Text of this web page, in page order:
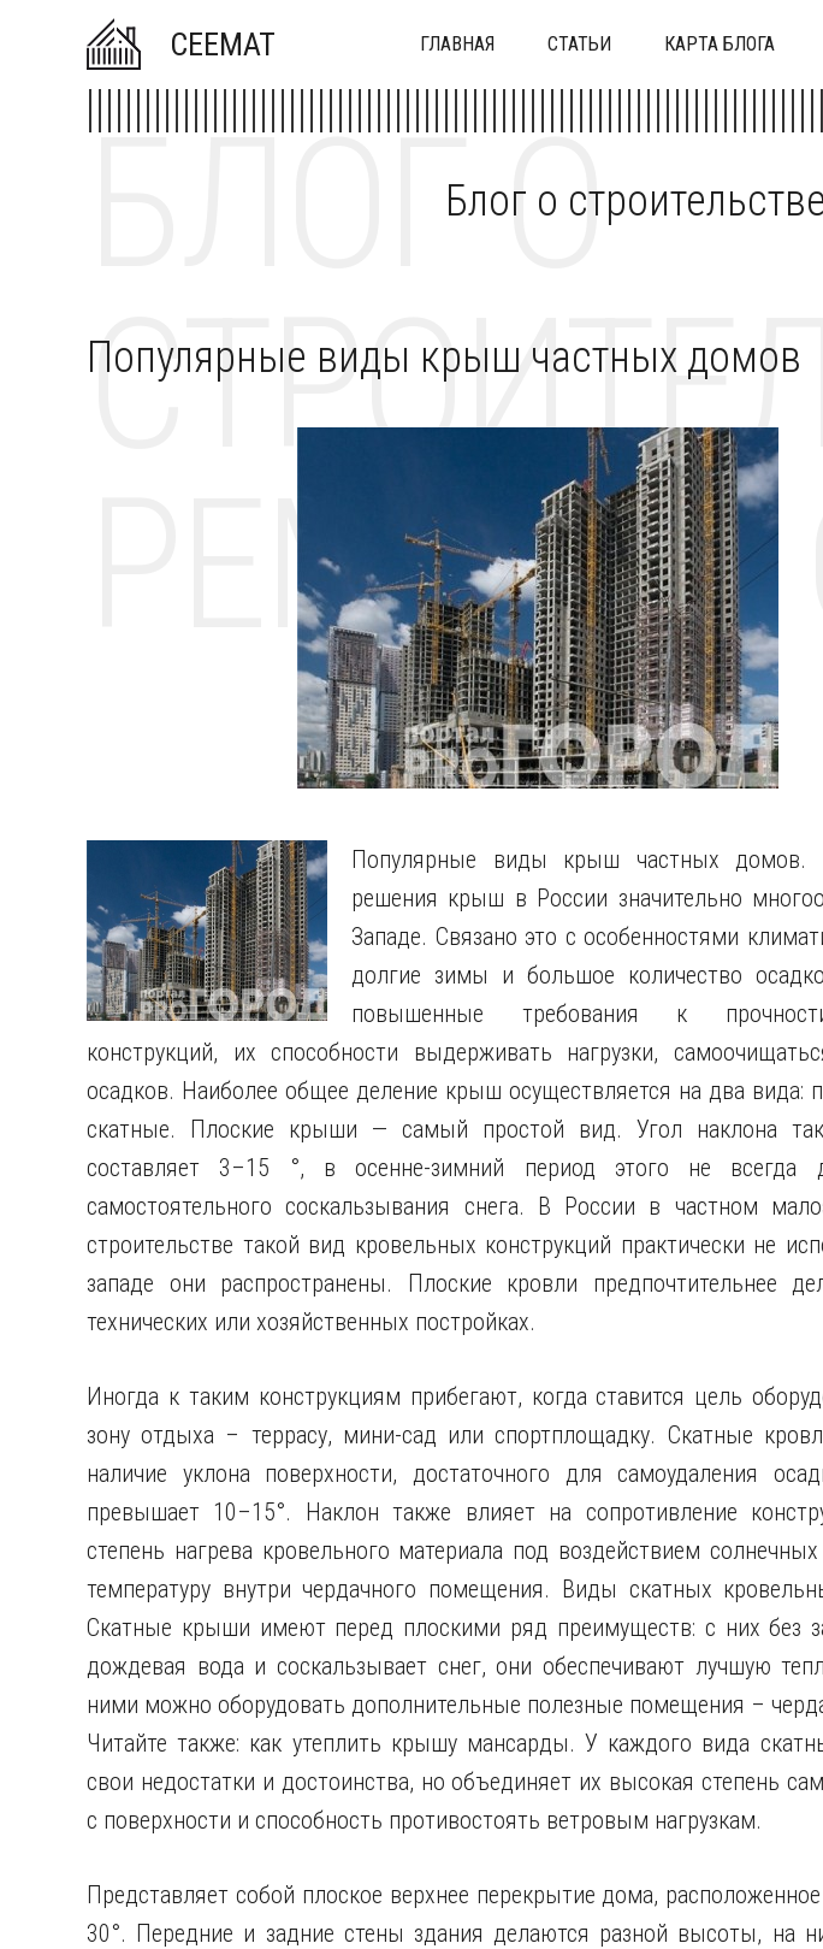
CEEMAT ГЛАВНАЯ СТАТЬИ КАРТА БЛОГА
Блог о
БЛОГ О
РЕМОНТЕ
Популярные виды крыш частных домов
Популярные виды крыш частных домов.
решения крыш в России значительно
Западе. Связано это с особенностями
долгие зимы и большое количество
повышенные требования к
конструкций, их способности выдерживать нагрузки,
осадков. Наиболее общее деление крыш осуществляется на два вида:
скатные. Плоские крыши — самый простой вид. Угол наклона
составляет 3–15 °, в осенне-зимний период этого не всегда
самостоятельного соскальзывания снега. В России в частном
строительстве такой вид кровельных конструкций практически не
западе они распространены. Плоские кровли предпочтительнее
технических или хозяйственных постройках.
Иногда к таким конструкциям прибегают, когда ставится цель
зону отдыха – террасу, мини-сад или спортплощадку. Скатные
наличие уклона поверхности, достаточного для самоудаления
превышает 10–15°. Наклон также влияет на сопротивление
степень нагрева кровельного материала под воздействием
температуру внутри чердачного помещения. Виды скатных
Скатные крыши имеют перед плоскими ряд преимуществ: с них без
дождевая вода и соскальзывает снег, они обеспечивают лучшую
ними можно оборудовать дополнительные полезные помещения –
Читайте также: как утеплить крышу мансарды. У каждого вида
свои недостатки и достоинства, но объединяет их высокая степень
с поверхности и способность противостоять ветровым нагрузкам.
Представляет собой плоское верхнее перекрытие дома,
30°. Передние и задние стены здания делаются разной высоты, на